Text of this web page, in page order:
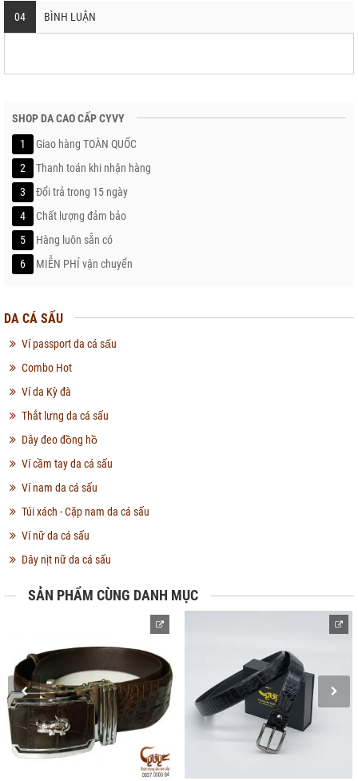
04 BÌNH LUẬN
SHOP DA CAO CẤP CYVY
1
Giao hàng TOÀN QUỐC
2
Thanh toán khi nhận hàng
3
Đổi trả trong 15 ngày
4
Chất lượng đảm bảo
5
Hàng luôn sẵn có
6
MIỄN PHÍ vận chuyển
DA CÁ SẤU
Ví passport da cá sấu
Combo Hot
Ví da Kỳ đà
Thắt lưng da cá sấu
Dây đeo đồng hồ
Ví cầm tay da cá sấu
Ví nam da cá sấu
Túi xách - Cặp nam da cá sấu
Ví nữ da cá sấu
Dây nịt nữ da cá sấu
SẢN PHẨM CÙNG DANH MỤC